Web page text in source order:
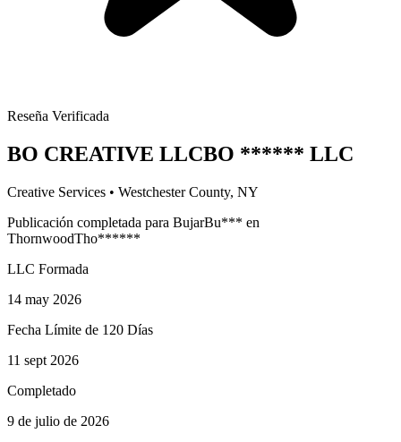
Reseña Verificada
BO CREATIVE LLCBO ****** LLC
Creative Services • WestchesterCounty, NY
Publicación completada para BujarBu*** en
ThornwoodTho******
LLC Formada
14 may 2026
Fecha Límite de 120 Días
11 sept 2026
Completado
9 de julio de 2026